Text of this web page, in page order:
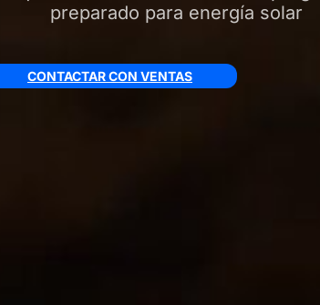
preparado para energía solar
CONTACTAR CON VENTAS